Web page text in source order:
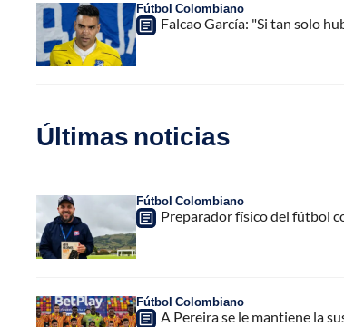
Fútbol Colombiano
Falcao García: "Si tan solo
Últimas noticias
Fútbol Colombiano
Preparador físico del fútbol
Fútbol Colombiano
A Pereira se le mantiene la